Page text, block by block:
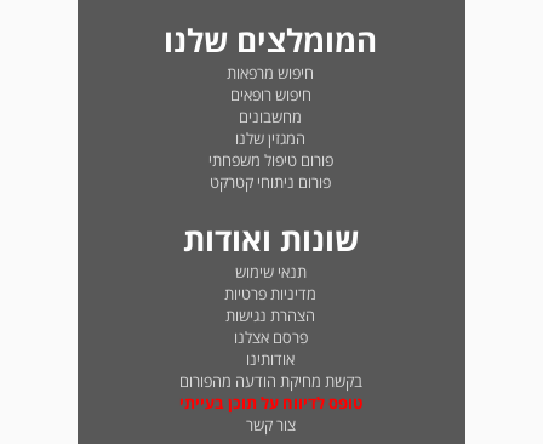
המומלצים שלנו
חיפוש מרפאות
חיפוש רופאים
מחשבונים
המגזין שלנו
פורום טיפול משפחתי
פורום ניתוחי קטרקט
שונות ואודות
תנאי שימוש
מדיניות פרטיות
הצהרת נגישות
פרסם אצלנו
אודותינו
בקשת מחיקת הודעה מהפורום
טופס לדיווח על תוכן בעייתי
צור קשר